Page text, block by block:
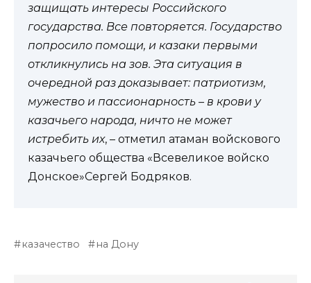
защищать интересы Российского
государства. Все повторяется. Государство
попросило помощи, и казаки первыми
откликнулись на зов. Эта ситуация в
очередной раз доказывает: патриотизм,
мужество и пассионарность – в крови у
казачьего народа, ничто не может
истребить их, – отметил атаман войскового
казачьего общества «Всевеликое войско
Донское»Сергей Бодряков.
казачество на Дону